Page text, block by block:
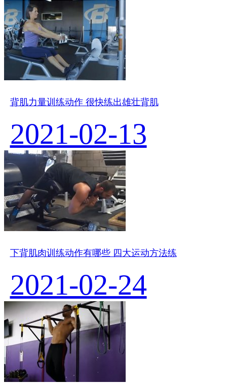
背肌力量训练动作 很快练出雄壮背肌
2021-02-13
下背肌肉训练动作有哪些 四大运动方法练
2021-02-24